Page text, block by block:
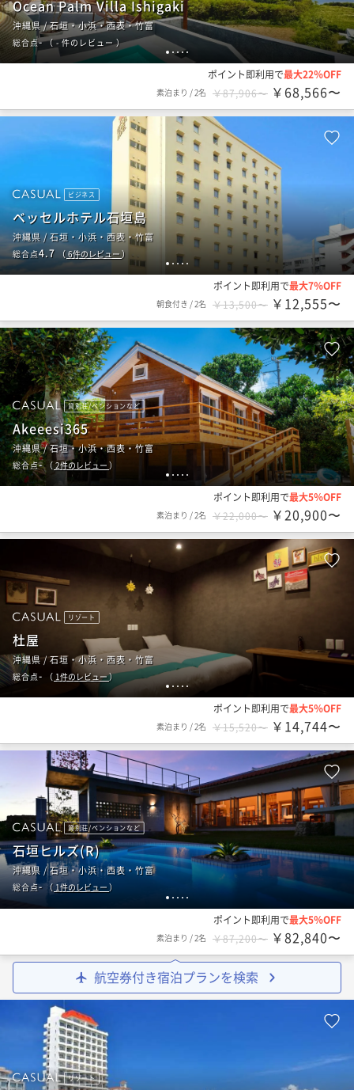
1 2345
Ocean Palm Villa Ishigaki
沖縄県 / 石垣・小浜・西表・竹富
総合点-（- 件のレビュー）
ポイント即利用で最大22％OFF
素泊まり /2名 ￥87,906〜 ￥68,566〜
1 2 3 4 5
ビジネス
ベッセルホテル石垣島
沖縄県 / 石垣・小浜・西表・竹富
総合点4.7 （6件のレビュー）
ポイント即利用で最大7％OFF
朝食付き /2名 ￥13,500〜 ￥12,555〜
1 2 3 4 5
貸別荘/ペンションなど
Akeeesi365
沖縄県 / 石垣・小浜・西表・竹富
総合点-（ 2件のレビュー ）
ポイント即利用で最大5％OFF
素泊まり /2名 ￥22,000〜 ￥20,900〜
123 45
リゾート
杜屋
沖縄県 / 石垣・小浜・西表・竹富
総合点- （ 1件のレビュー）
ポイント即利用で最大5％OFF
素泊まり /2名 ￥15,520〜 ￥14,744〜
1 2 3 4 5
貸別荘/ペンションなど
石垣ヒルズ(R)
沖縄県 / 石垣・小浜・西表・竹富
総合点-（ 1件のレビュー）
ポイント即利用で最大5％OFF
素泊まり /2名 ￥87,200〜 ￥82,840〜
航空券付き宿泊プランを検索
リゾート